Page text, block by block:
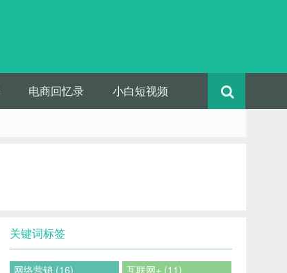
电商回忆录 小白短视频
关键词标签
网络营销 (16)
互联网+ (11)